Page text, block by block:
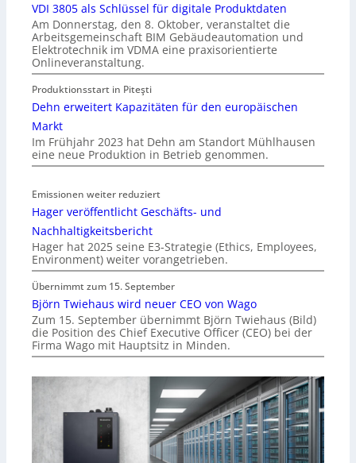
VDI 3805 als Schlüssel für digitale Produktdaten
Am Donnerstag, den 8. Oktober, veranstaltet die
Arbeitsgemeinschaft BIM Gebäudeautomation und
Elektrotechnik im VDMA eine praxisorientierte
Onlineveranstaltung.
Produktionsstart in Piteşti
Dehn erweitert Kapazitäten für den europäischen
Markt
Im Frühjahr 2023 hat Dehn am Standort Mühlhausen
eine neue Produktion in Betrieb genommen.
Emissionen weiter reduziert
Hager veröffentlicht Geschäfts- und
Nachhaltigkeitsbericht
Hager hat 2025 seine E3-Strategie (Ethics, Employees,
Environment) weiter vorangetrieben.
Übernimmt zum 15. September
Björn Twiehaus wird neuer CEO von Wago
Zum 15. September übernimmt Björn Twiehaus (Bild)
die Position des Chief Executive Officer (CEO) bei der
Firma Wago mit Hauptsitz in Minden.